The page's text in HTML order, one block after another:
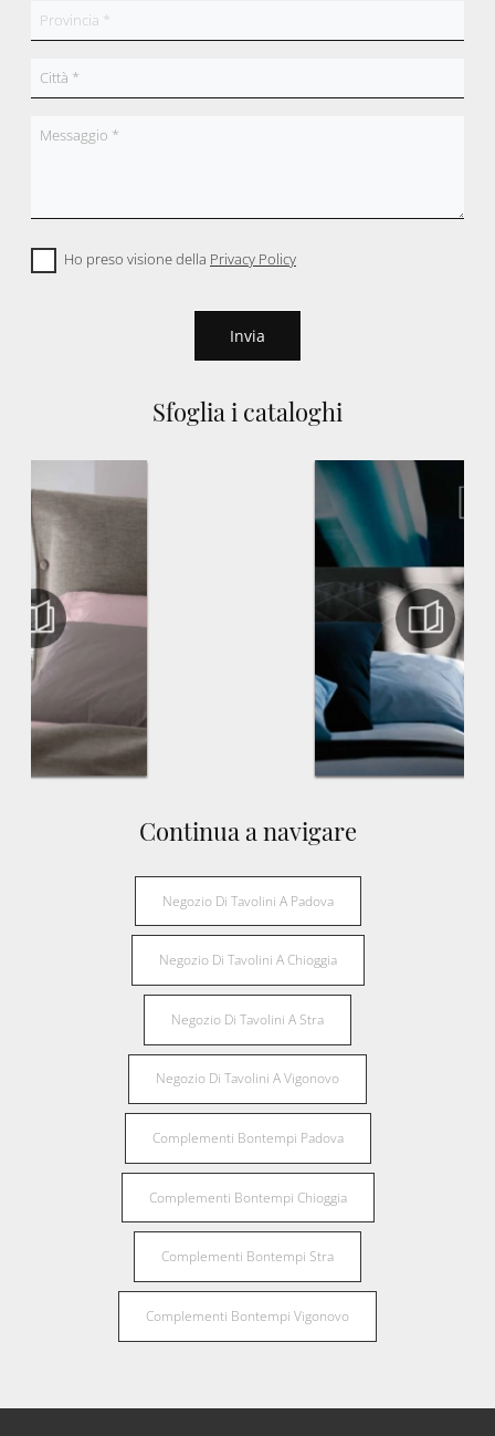
Sfoglia i cataloghi
Continua a navigare
Negozio Di Tavolini A Padova
Negozio Di Tavolini A Chioggia
Negozio Di Tavolini A Stra
Negozio Di Tavolini A Vigonovo
Complementi Bontempi Padova
Complementi Bontempi Chioggia
Complementi Bontempi Stra
Complementi Bontempi Vigonovo
Ho preso visione della Privacy Policy
Invia